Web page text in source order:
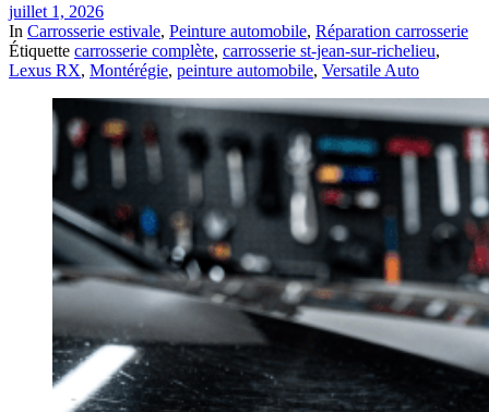
juillet 1, 2026
In Carrosserie estivale, Peinture automobile, Réparation carrosserie
Étiquette carrosserie complète, carrosserie st-jean-sur-richelieu,
Lexus RX, Montérégie, peinture automobile, Versatile Auto